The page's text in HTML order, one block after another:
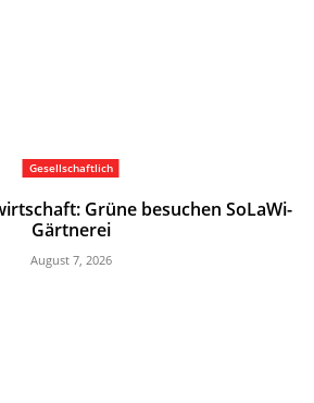
Gesellschaftlich
Grüne besuchen SoLaWi-
Gärtnerei
August 7, 2026